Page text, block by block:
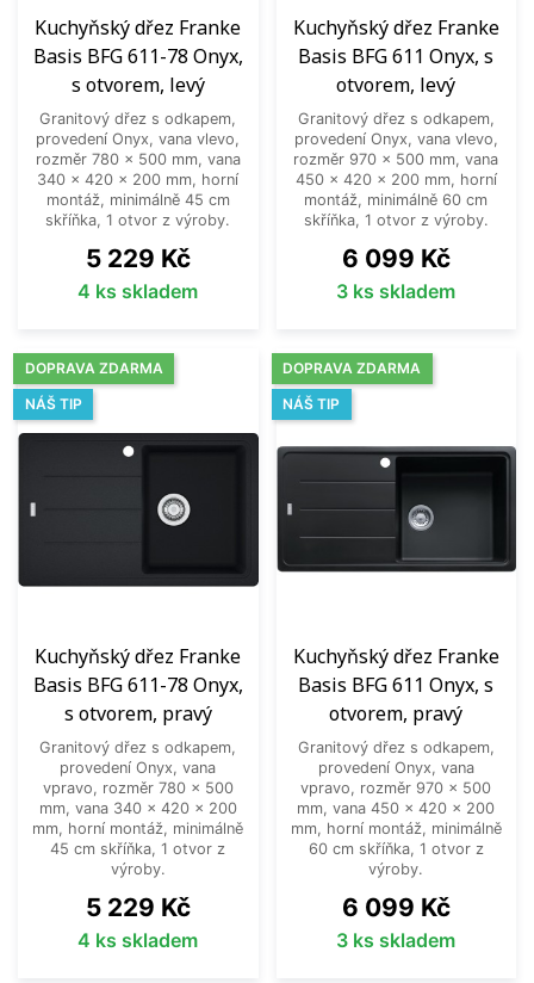
Kuchyňský dřez Franke
Basis BFG 611-78 Onyx,
s otvorem, levý
Granitový dřez s odkapem,
provedení Onyx, vana vlevo,
rozměr 780 x 500 mm, vana
340 x 420 x 200 mm, horní
montáž, minimálně 45 cm
skříňka, 1 otvor z výroby.
Cena
5 229 Kč
4 ks skladem
Kuchyňský dřez Franke
Basis BFG 611 Onyx, s
otvorem, levý
Granitový dřez s odkapem,
provedení Onyx, vana vlevo,
rozměr 970 x 500 mm, vana
450 x 420 x 200 mm, horní
montáž, minimálně 60 cm
skříňka, 1 otvor z výroby.
Cena
6 099 Kč
3 ks skladem
Kuchyňský dřez Franke
Basis BFG 611-78 Onyx,
s otvorem, pravý
Granitový dřez s odkapem,
provedení Onyx, vana
vpravo, rozměr 780 x 500
mm, vana 340 x 420 x 200
mm, horní montáž, minimálně
45 cm skříňka, 1 otvor z
výroby.
Cena
5 229 Kč
4 ks skladem
DOPRAVA ZDARMA
NÁŠ TIP
Kuchyňský dřez Franke
Basis BFG 611 Onyx, s
otvorem, pravý
Granitový dřez s odkapem,
provedení Onyx, vana
vpravo, rozměr 970 x 500
mm, vana 450 x 420 x 200
mm, horní montáž, minimálně
60 cm skříňka, 1 otvor z
výroby.
Cena
6 099 Kč
3 ks skladem
DOPRAVA ZDARMA
NÁŠ TIP